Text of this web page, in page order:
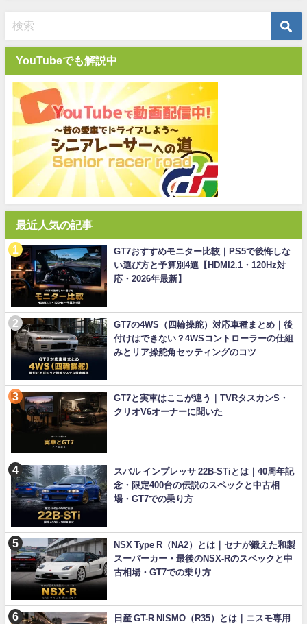
YouTubeでも解説中
最近人気の記事
GT7おすすめモニター比較｜PS5で後悔しな
い選び方と予算別4選【HDMI2.1・120Hz対
応・2026年最新】
GT7の4WS（四輪操舵）対応車種まとめ｜後
付けはできない？4WSコントローラーの仕組
みとリア操舵角セッティングのコツ
GT7と実車はここが違う｜TVRタスカンS・
クリオV6オーナーに聞いた
スバル インプレッサ 22B-STiとは｜40周年記
念・限定400台の伝説のスペックと中古相
場・GT7での乗り方
NSX Type R（NA2）とは｜セナが鍛えた和製
スーパーカー・最後のNSX-Rのスペックと中
古相場・GT7での乗り方
日産 GT-R NISMO（R35）とは｜ニスモ専用